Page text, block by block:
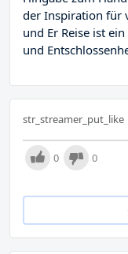
der Inspiration für
und Er Reise ist
und
str_streamer_put_like
0 0